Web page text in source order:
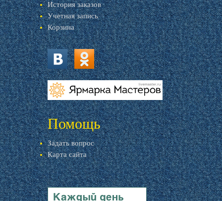
История заказов
Учетная запись
Корзина
vk.com ok.ru
livemaster.ru
Помощь
Задать вопрос
Карта сайта